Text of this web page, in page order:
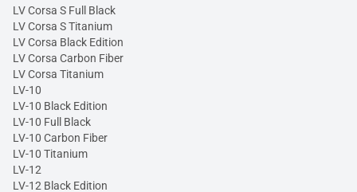
LV Corsa S Full Black
LV Corsa S Titanium
LV Corsa Black Edition
LV Corsa Carbon Fiber
LV Corsa Titanium
LV-10
LV-10 Black Edition
LV-10 Full Black
LV-10 Carbon Fiber
LV-10 Titanium
LV-12
LV-12 Black Edition